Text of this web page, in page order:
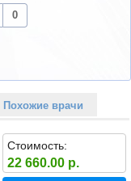
0
Похожие врачи
Стоимость:
22 660.00 р.